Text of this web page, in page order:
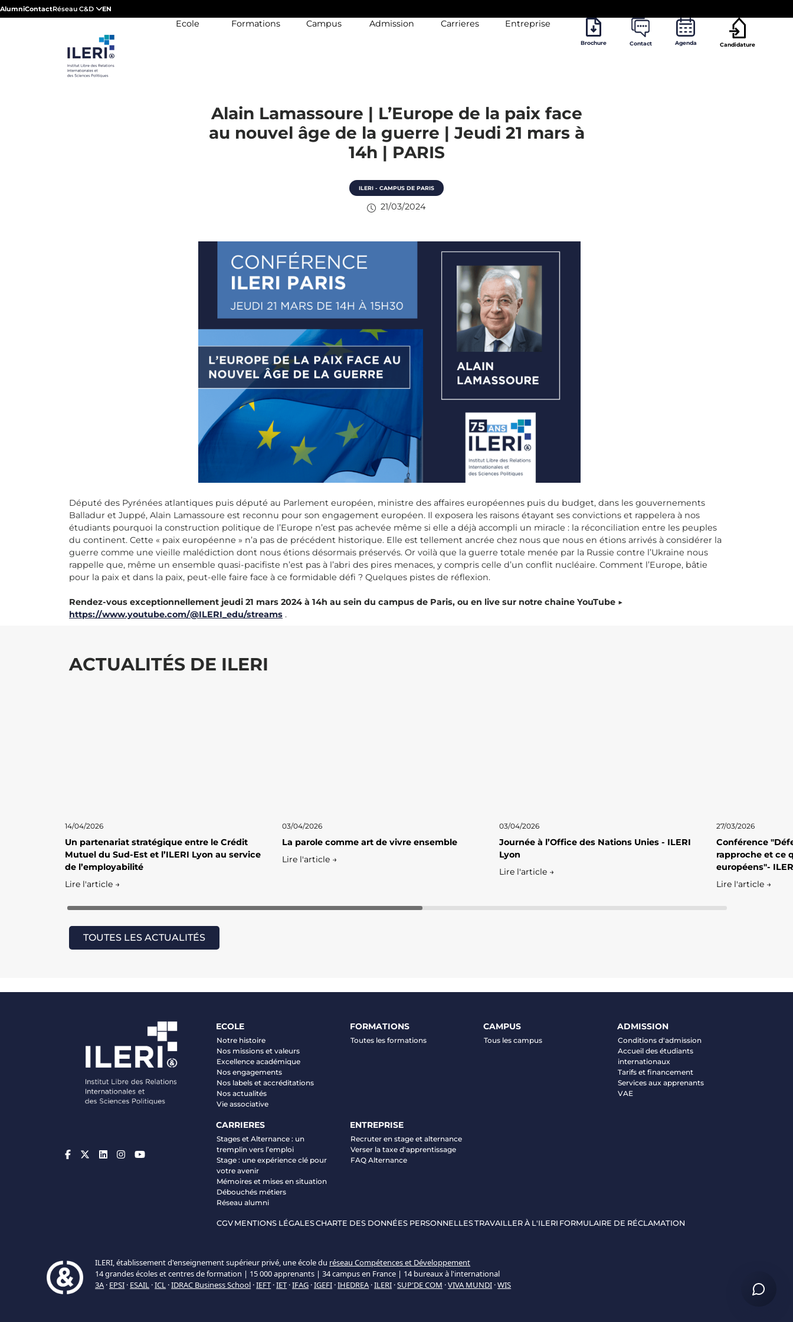
AlumniContactRéseau C&D EN
Ecole Formations Campus Admission Carrieres Entreprise
Brochure Contact Agenda Candidature
Alain Lamassoure | L’Europe de la paix face
au nouvel âge de la guerre | Jeudi 21 mars à
14h | PARIS
ILERI - CAMPUS DE PARIS
21/03/2024
Député des Pyrénées atlantiques puis député au Parlement européen, ministre des affaires européennes puis du budget, dans les gouvernements
Balladur et Juppé, Alain Lamassoure est reconnu pour son engagement européen. Il exposera les raisons étayant ses convictions et rappelera à nos
étudiants pourquoi la construction politique de l’Europe n’est pas achevée même si elle a déjà accompli un miracle : la réconciliation entre les peuples
du continent. Cette « paix européenne » n’a pas de précédent historique. Elle est tellement ancrée chez nous que nous en étions arrivés à considérer la
guerre comme une vieille malédiction dont nous étions désormais préservés. Or voilà que la guerre totale menée par la Russie contre l’Ukraine nous
rappelle que, même un ensemble quasi-pacifiste n’est pas à l’abri des pires menaces, y compris celle d’un conflit nucléaire. Comment l’Europe, bâtie
pour la paix et dans la paix, peut-elle faire face à ce formidable défi ? Quelques pistes de réflexion.
Rendez-vous exceptionnellement jeudi 21 mars 2024 à 14h au sein du campus de Paris, ou en live sur notre chaine YouTube ▶️
https://www.youtube.com/@ILERI_edu/streams .
ACTUALITÉS DE ILERI
14/04/2026
Un partenariat stratégique entre le Crédit
Mutuel du Sud-Est et l’ILERI Lyon au service
de l’employabilité
Lire l'article →
03/04/2026
La parole comme art de vivre ensemble
Lire l'article →
03/04/2026
Journée à l’Office des Nations Unies - ILERI
Lyon
Lire l'article →
27/03/2026
Conférence
rapproche et ce
européens"-
Lire l'article →
TOUTES LES ACTUALITÉS
ECOLE
Notre histoire
Nos missions et valeurs
Excellence académique
Nos engagements
Nos labels et accréditations
Nos actualités
Vie associative
FORMATIONS
Toutes les formations
CAMPUS
Tous les campus
ADMISSION
Conditions d'admission
Accueil des étudiants
internationaux
Tarifs et financement
Services aux apprenants
VAE
CARRIERES
Stages et Alternance : un
tremplin vers l’emploi
Stage : une expérience clé pour
votre avenir
Mémoires et mises en situation
Débouchés métiers
Réseau alumni
ENTREPRISE
Recruter en stage et alternance
Verser la taxe d'apprentissage
FAQ Alternance
CGV MENTIONS LÉGALESCHARTE DES DONNÉES PERSONNELLESTRAVAILLER À L'ILERI FORMULAIRE DE RÉCLAMATION